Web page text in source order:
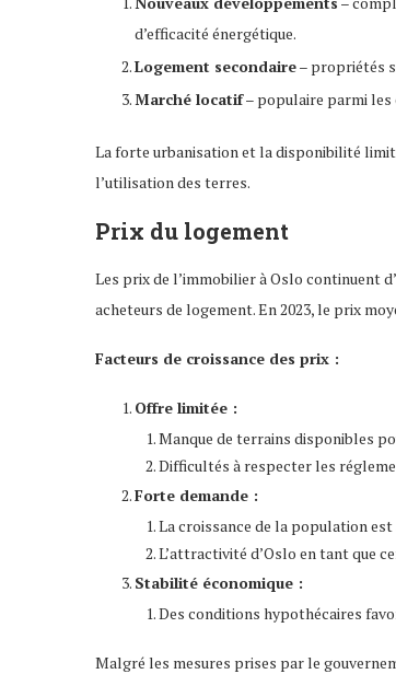
d’efficacité énergétique.
Logement secondaire– propriétés
Marché locatif– populaire parmi les
La forte urbanisation et la disponibilité
l’utilisation des terres.
Prix du logement
Les prix de l’immobilier à Oslo continuent
acheteurs de logement. En 2023, le prix
Facteurs de croissance des prix :
Offre limitée :
Manque de terrains disponibles
Difficultés à respecter les
Forte demande :
La croissance de la population
L’attractivité d’Oslo en tant que
Stabilité économique :
Des conditions hypothécaires
Malgré les mesures prises par le